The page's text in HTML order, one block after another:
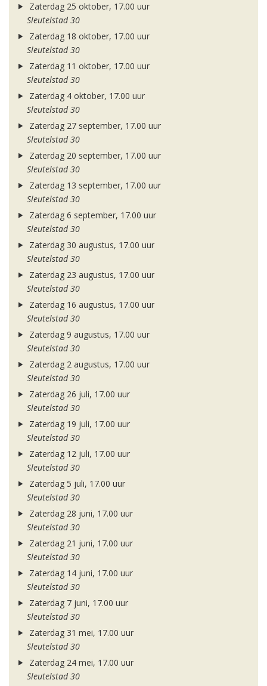
Zaterdag 25 oktober, 17.00 uur
Sleutelstad 30
Zaterdag 18 oktober, 17.00 uur
Sleutelstad 30
Zaterdag 11 oktober, 17.00 uur
Sleutelstad 30
Zaterdag 4 oktober, 17.00 uur
Sleutelstad 30
Zaterdag 27 september, 17.00 uur
Sleutelstad 30
Zaterdag 20 september, 17.00 uur
Sleutelstad 30
Zaterdag 13 september, 17.00 uur
Sleutelstad 30
Zaterdag 6 september, 17.00 uur
Sleutelstad 30
Zaterdag 30 augustus, 17.00 uur
Sleutelstad 30
Zaterdag 23 augustus, 17.00 uur
Sleutelstad 30
Zaterdag 16 augustus, 17.00 uur
Sleutelstad 30
Zaterdag 9 augustus, 17.00 uur
Sleutelstad 30
Zaterdag 2 augustus, 17.00 uur
Sleutelstad 30
Zaterdag 26 juli, 17.00 uur
Sleutelstad 30
Zaterdag 19 juli, 17.00 uur
Sleutelstad 30
Zaterdag 12 juli, 17.00 uur
Sleutelstad 30
Zaterdag 5 juli, 17.00 uur
Sleutelstad 30
Zaterdag 28 juni, 17.00 uur
Sleutelstad 30
Zaterdag 21 juni, 17.00 uur
Sleutelstad 30
Zaterdag 14 juni, 17.00 uur
Sleutelstad 30
Zaterdag 7 juni, 17.00 uur
Sleutelstad 30
Zaterdag 31 mei, 17.00 uur
Sleutelstad 30
Zaterdag 24 mei, 17.00 uur
Sleutelstad 30